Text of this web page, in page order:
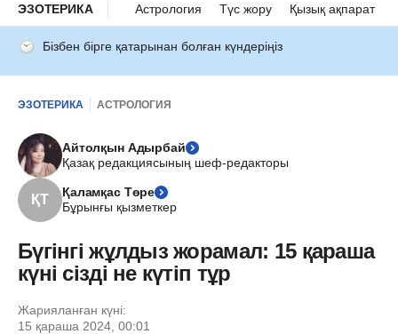
ЭЗОТЕРИКА Астрология Түс жору Қызық ақпарат
Бізбен бірге қатарынан болған күндеріңіз
ЭЗОТЕРИКА АСТРОЛОГИЯ
Айтолқын Адырбай
Қазақ редакциясының шеф-редакторы
ҚТ
Қаламқас Төре
Бұрынғы қызметкер
Бүгінгі жұлдыз жорамал: 15 қараша
күні сізді не күтіп тұр
Жарияланған күні:
15 қараша 2024, 00:01